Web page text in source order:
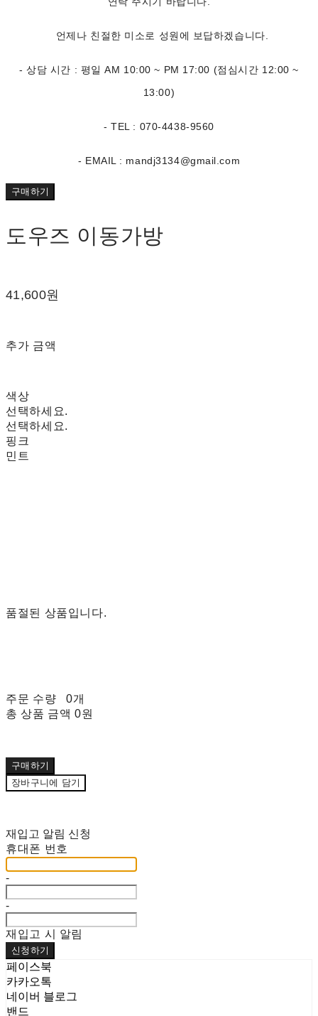
언제나 친절한 미소로 성원에 보답하겠습니다.
- 상담 시간 : 평일 AM 10:00 ~ PM 17:00 (점심시간 12:00 ~
13:00)
- TEL : 070-4438-9560
- EMAIL : mandj3134@gmail.com
구매하기
도우즈 이동가방
41,600원
추가 금액
색상
선택하세요.
선택하세요.
핑크
민트
품절된 상품입니다.
주문 수량
0개
총 상품 금액 0원
구매하기
장바구니에 담기
재입고 알림 신청
휴대폰 번호
-
-
재입고 시 알림
신청하기
페이스북
카카오톡
네이버 블로그
밴드